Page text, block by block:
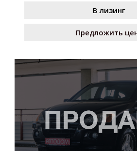
В лизинг
Предложить